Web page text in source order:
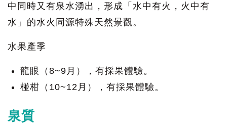
中同時又有泉水湧出，形成「水中有火，火中有
水」的水火同源特殊天然景觀。
水果產季
龍眼（8~9月），有採果體驗。
椪柑（10~12月），有採果體驗。
泉質